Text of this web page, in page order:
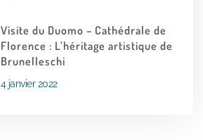
Visite du Duomo – Cathédrale de
Florence : L’héritage artistique de
Brunelleschi
4 janvier 2022